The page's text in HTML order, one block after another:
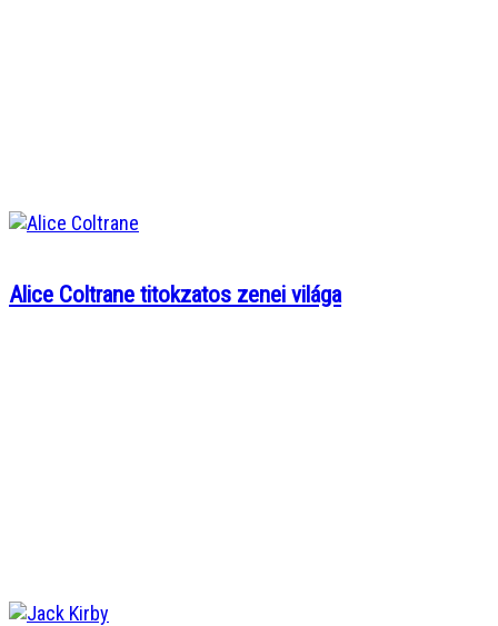
Alice Coltrane titokzatos zenei világa